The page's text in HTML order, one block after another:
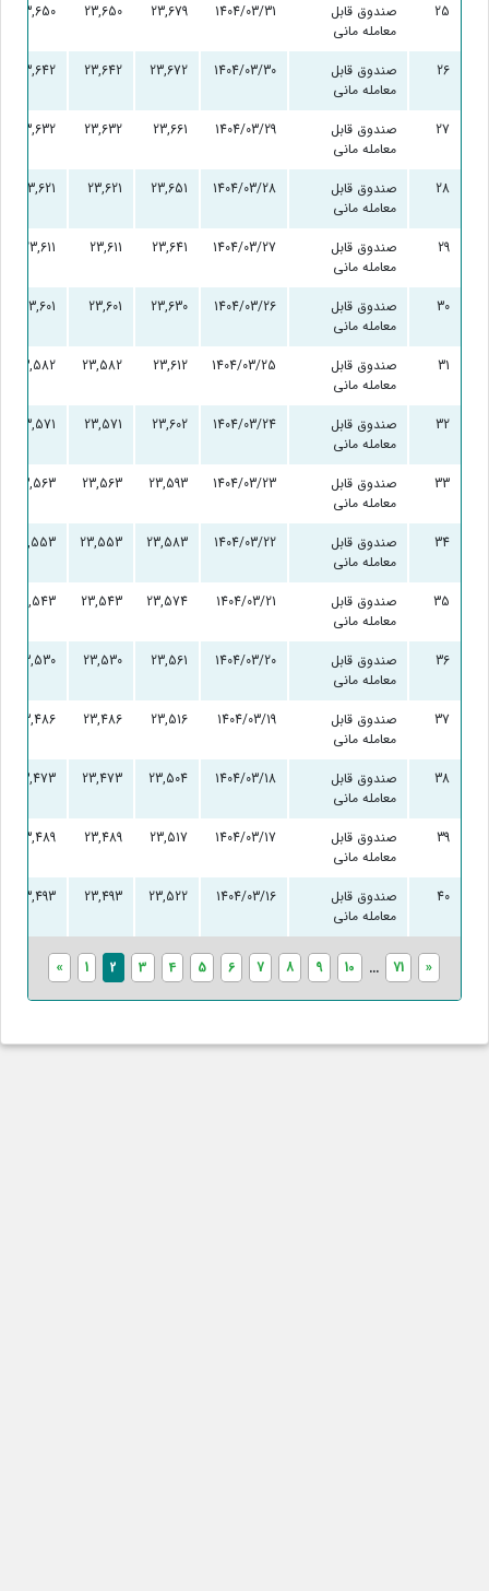
25
صندوق قابل
معامله مانی
1404/03/31
23,679
23,650
23,650
26
صندوق قابل
معامله مانی
1404/03/30
23,672
23,642
23,642
27
صندوق قابل
معامله مانی
1404/03/29
23,661
23,632
23,632
28
صندوق قابل
معامله مانی
1404/03/28
23,651
23,621
23,621
29
صندوق قابل
معامله مانی
1404/03/27
23,641
23,611
23,611
30
صندوق قابل
معامله مانی
1404/03/26
23,630
23,601
23,601
31
صندوق قابل
معامله مانی
1404/03/25
23,612
23,582
23,582
32
صندوق قابل
معامله مانی
1404/03/24
23,602
23,571
23,571
33
صندوق قابل
معامله مانی
1404/03/23
23,593
23,563
23,563
34
صندوق قابل
معامله مانی
1404/03/22
23,583
23,553
23,553
35
صندوق قابل
معامله مانی
1404/03/21
23,574
23,543
23,543
36
صندوق قابل
معامله مانی
1404/03/20
23,561
23,530
23,530
37
صندوق قابل
معامله مانی
1404/03/19
23,516
23,486
23,486
38
صندوق قابل
معامله مانی
1404/03/18
23,504
23,473
23,473
39
صندوق قابل
معامله مانی
1404/03/17
23,517
23,489
23,489
40
صندوق قابل
معامله مانی
1404/03/16
23,522
23,493
23,493
« 1 2 3 4 5 6 7 8 9 10 ... 71 »